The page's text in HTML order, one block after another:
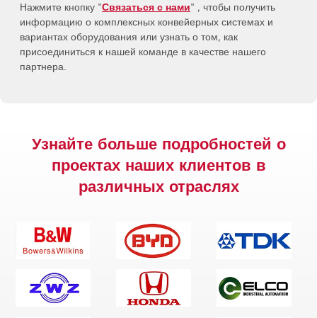
Нажмите кнопку "Связаться с нами" , чтобы получить
информацию о комплексных конвейерных системах и
вариантах оборудования или узнать о том, как
присоединиться к нашей команде в качестве нашего
партнера.
Узнайте больше подробностей о
проектах наших клиентов в
различных отраслях